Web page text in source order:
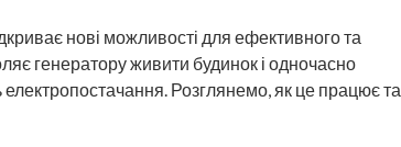
нові можливості для ефективного та
генератору живити будинок і одночасно
Розглянемо, як це працює та